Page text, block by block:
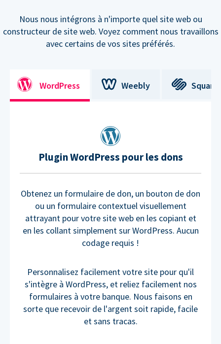
Nous nous intégrons à n'importe quel site web ou
constructeur de site web. Voyez comment nous travaillons
avec certains de vos sites préférés.
WordPress Weebly
Plugin WordPress pour les dons
Obtenez un formulaire de don, un bouton de don
ou un formulaire contextuel visuellement
attrayant pour votre site web en les copiant et
en les collant simplement sur WordPress. Aucun
codage requis !
Personnalisez facilement votre site pour qu'il
s'intègre à WordPress, et reliez facilement nos
formulaires à votre banque. Nous faisons en
sorte que recevoir de l'argent soit rapide, facile
et sans tracas.